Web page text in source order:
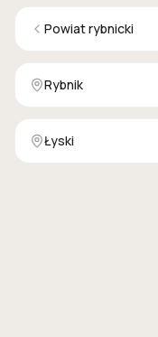
Powiat rybnicki
Rybnik
Łyski